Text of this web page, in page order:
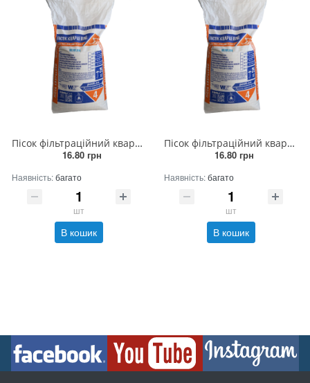
Пісок фільтраційний кварцовий 0.8 - 1.2 (25кг)
16.80 грн
Наявність:багато
шт
В кошик
Пісок фільтраційний кварцовий 2.0 - 4.0 (25кг)
16.80 грн
Наявність:багато
шт
В кошик